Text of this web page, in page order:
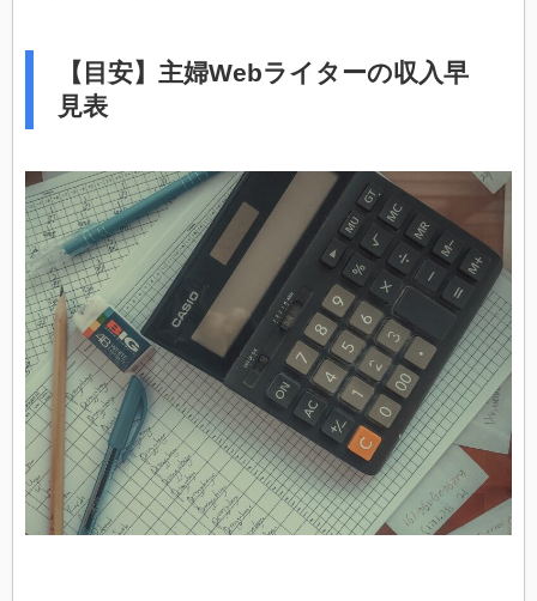
【目安】主婦Webライターの収入早
見表